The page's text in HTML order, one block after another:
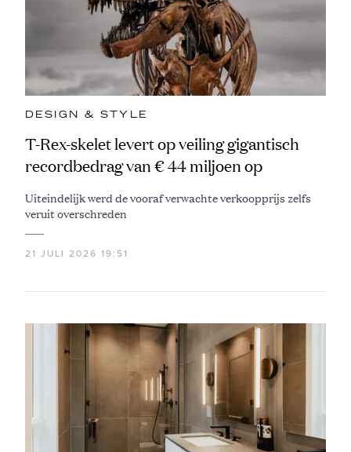
DESIGN & STYLE
T-Rex-skelet levert op veiling gigantisch
recordbedrag van € 44 miljoen op
Uiteindelijk werd de vooraf verwachte verkoopprijs zelfs
veruit overschreden
21 JULI 2026 19:51